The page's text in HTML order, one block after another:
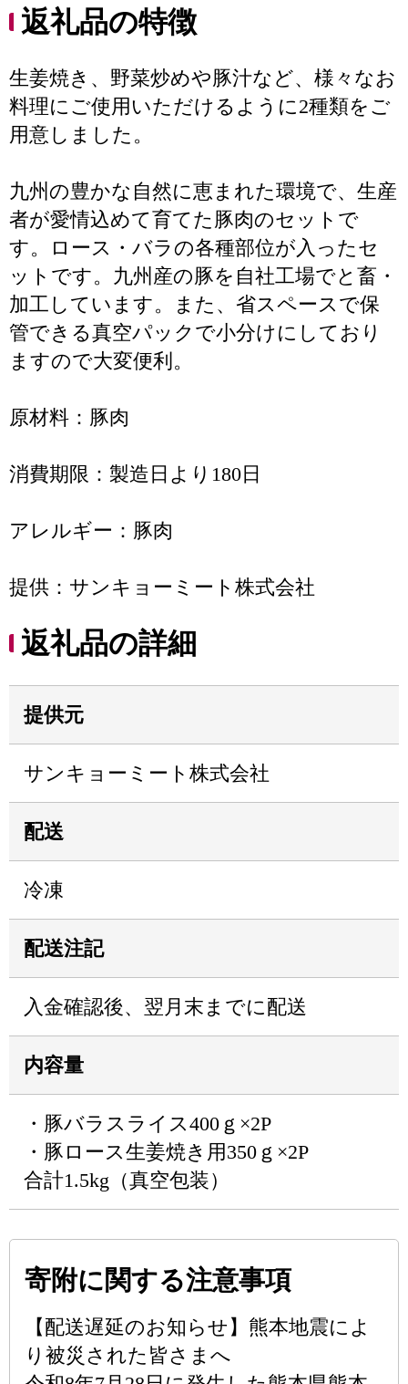
返礼品の特徴
生姜焼き、野菜炒めや豚汁など、様々なお
料理にご使用いただけるように2種類をご
用意しました。
九州の豊かな自然に恵まれた環境で、生産
者が愛情込めて育てた豚肉のセットで
す。ロース・バラの各種部位が入ったセ
ットです。九州産の豚を自社工場でと畜・
加工しています。また、省スペースで保
管できる真空パックで小分けにしており
ますので大変便利。
原材料：豚肉
消費期限：製造日より180日
アレルギー：豚肉
提供：サンキョーミート株式会社
返礼品の詳細
提供元
サンキョーミート株式会社
配送
冷凍
配送注記
入金確認後、翌月末までに配送
内容量
・豚バラスライス400ｇ×2P
・豚ロース生姜焼き用350ｇ×2P
合計1.5kg（真空包装）
寄附に関する注意事項
【配送遅延のお知らせ】熊本地震によ
り被災された皆さまへ